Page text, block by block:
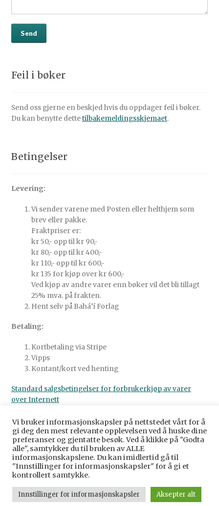
Feil i bøker
Send oss gjerne en beskjed hvis du oppdager feil i bøker.
Du kan benytte dettetilbakemeldingsskjemaet.
Betingelser
Levering:
Vi sender varene med Posten eller helthjem som
brev eller pakke.
Fraktpriser er:
kr 50,- opp til kr 90,-
kr 80,- opp til kr 400,-
kr 110,- opp til kr 600,-
kr 135 for kjøp over kr 600,-
Ved kjøp av andre varer enn bøker vil det bli tillagt
25% mva. på frakten.
Hent selv på Bahá’í Forlag
Betaling:
Kortbetaling via Stripe
Vipps
Kontant/kort ved henting
Standard salgsbetingelser for forbrukerkjøp av varer
over Internett
© Baha’i Forlag Norge 2026
Personvernerklæring
Bygget med WooCommerce.
0
Vi bruker informasjonskapsler på nettstedet vårt for å
gi deg den mest relevante opplevelsen ved å huske dine
preferanser og gjentatte besøk. Ved å klikke på "Godta
alle", samtykker du til bruken av ALLE
informasjonskapslene. Du kan imidlertid gå til
"Innstillinger for informasjonskapsler" for å gi et
kontrollert samtykke.
Innstillinger for informasjonskapsler Aksepter alt